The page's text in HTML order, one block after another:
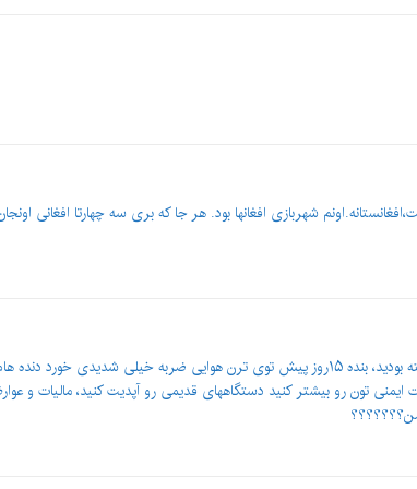
شهربازی افغانها بود. هر جا که بری سه چهارتا افغانی
تون رو بیشتر کنید دستگاههای قدیمی رو آپدیت کنید، مالیات و